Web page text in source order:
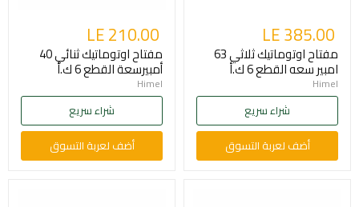
LE 385.00
مفتاح اوتوماتيك ثلاثي 63
امبير سعه القطع 6 ك.أ
Himel
شراء سريع
أضف لعربة التسوق
LE 210.00
مفتاح اوتوماتيك ثنائي 40
أمبيرسعة القطع 6 ك.أ
Himel
شراء سريع
أضف لعربة التسوق